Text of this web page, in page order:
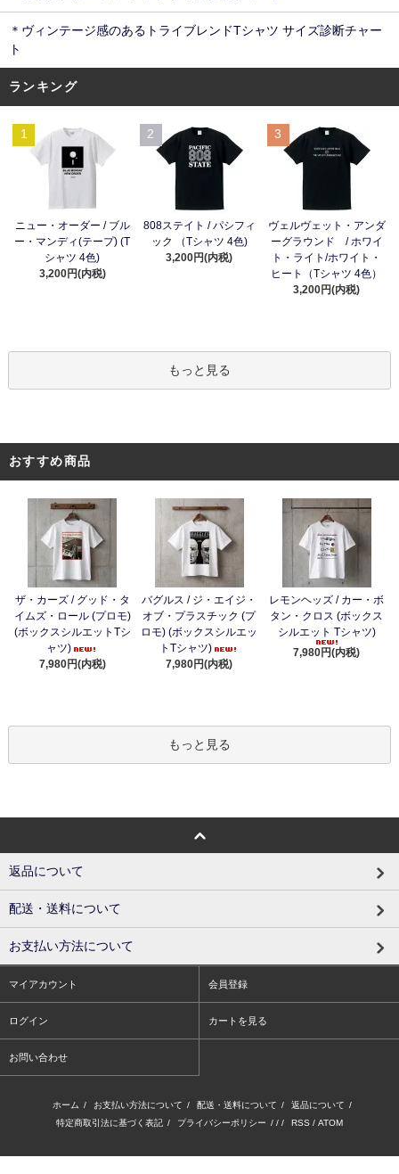
＊ヴィンテージ感のあるトライブレンドTシャツ サイズ診断チャー
ト
ランキング
1
ニュー・オーダー / ブル
ー・マンディ(テープ) (T
シャツ 4色)
3,200円(内税)
2
808ステイト / パシフィ
ック （Tシャツ 4色)
3,200円(内税)
3
ヴェルヴェット・アンダ
ーグラウンド / ホワイ
ト・ライト/ホワイト・
ヒート（Tシャツ 4色）
3,200円(内税)
もっと見る
おすすめ商品
ザ・カーズ / グッド・タ
イムズ・ロール (プロモ)
(ボックスシルエットTシ
ャツ)
7,980円(内税)
バグルス / ジ・エイジ・
オブ・プラスチック (プ
ロモ) (ボックスシルエッ
トTシャツ)
7,980円(内税)
レモンヘッズ / カー・ボ
タン・クロス (ボックス
シルエット Tシャツ)
7,980円(内税)
もっと見る
返品について
配送・送料について
お支払い方法について
マイアカウント 会員登録
ログイン カートを見る
お問い合わせ
ホーム / お支払い方法について / 配送・送料について / 返品について /
特定商取引法に基づく表記 / プライバシーポリシー / / / RSS / ATOM